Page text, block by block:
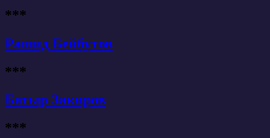
***
Рашид Бейбутов
***
Батыр Закиров
***